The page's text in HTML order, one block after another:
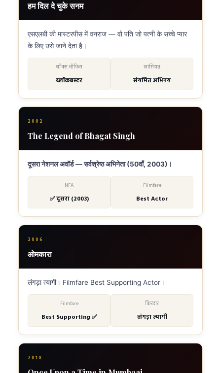
हम दिल दे चुके सनम
एसएलबी की मास्टरपीस में वनराज — वो पति जो पत्नी के सच्चे प्यार
के लिए उसे जाने देता है।
बॉक्स ऑफिस
ब्लॉकबस्टर
खासियत
संयमित अभिनय
2002
The Legend of Bhagat Singh
दूसरा नेशनल अवॉर्ड — सर्वश्रेष्ठ अभिनेता (50वाँ, 2003)।
NFA
✅ दूसरा (2003)
Filmfare
Best Actor
2006
ओमकारा
लंगड़ा त्यागी। Filmfare Best Supporting Actor।
Filmfare
Best Supporting ✅
किरदार
लंगड़ा त्यागी
2010